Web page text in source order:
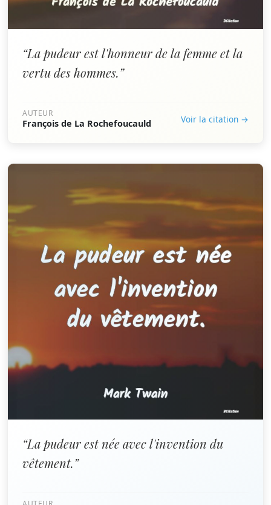
“La pudeur est l'honneur de la femme et la
vertu des hommes.”
AUTEUR
François de La Rochefoucauld Voir la citation →
“La pudeur est née avec l'invention du
vêtement.”